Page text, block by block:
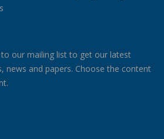
to our mailing list to get our latest
news and papers. Choose the content